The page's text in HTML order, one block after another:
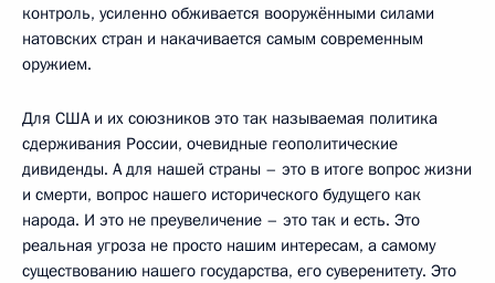
контроль, усиленно обживается вооружёнными силами
натовских стран и накачивается самым современным
оружием.
Для США и их союзников это так называемая политика
сдерживания России, очевидные геополитические
дивиденды. А для нашей страны – это в итоге вопрос жизни
и смерти, вопрос нашего исторического будущего как
народа. И это не преувеличение – это так и есть. Это
реальная угроза не просто нашим интересам, а самому
существованию нашего государства, его суверенитету. Это